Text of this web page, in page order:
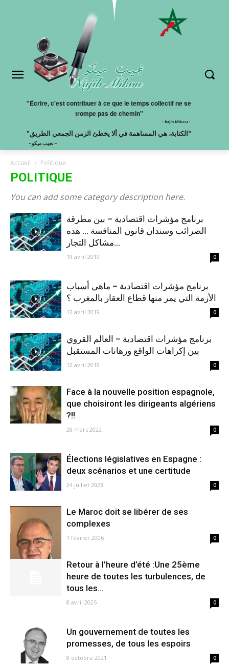
"Écrire, c'est contribuer à ce que le temps collectif ne se
trompe pas de chemin"
- Najib Mikou -
"الكتابة، هي المساهمة في ألا يخطئ الزمن الجمعي الطريق"
- نجيب ميكو -
Accueil Politique
POLITIQUE
You can add some category description here.
برنامج مؤشرات اقتصادية – بين مطرقة
الضرائب وسندان قانون المنافسة … هذه
مشاكل التجار...
19 avril 2019 0
برنامج مؤشرات اقتصادية – ماهي أسباب
الأزمة التي يمر منها قطاع العقار بالمغرب ؟
12 avril 2019 0
برنامج مؤشرات اقتصادية – العالم القروي
بين إكراهات الواقع ورهانات المستقبل
12 avril 2019 0
Face à la nouvelle position espagnole,
que choisiront les dirigeants algériens
?!!
28 mars 2022 0
Élections législatives en Espagne :
deux scénarios et une certitude
24 juillet 2023 0
Le Maroc doit se libérer de ses
complexes
1 février 2006 0
Retour à l’heure d’été :Une 25ème
heure de toutes les turbulences, de
tous les...
8 avril 2025 0
Un gouvernement de toutes les
promesses, de tous les espoirs
8 octobre 2021 0